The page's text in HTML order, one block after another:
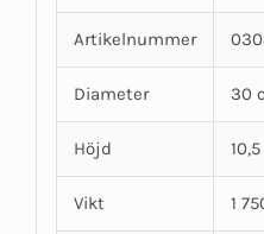
Artikelnummer
Diameter 30
Höjd
Vikt 1